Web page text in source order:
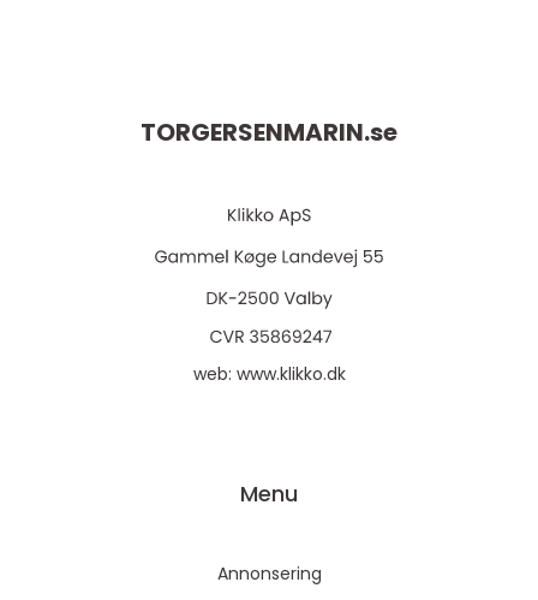
TORGERSENMARIN.se
web: www.klikko.dk
Menu
Annonsering